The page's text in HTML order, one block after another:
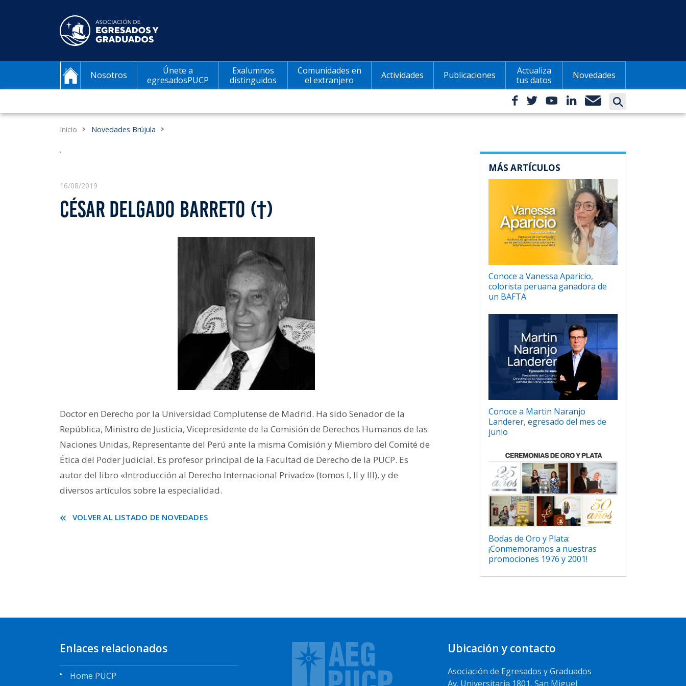
Nosotros
Únete a
egresadosPUCP
Exalumnos
distinguidos
Comunidades en
el extranjero
Actividades Publicaciones
Actualiza
tus datos
Novedades
Inicio Novedades Brújula
16/08/2019
CÉSAR DELGADO BARRETO (†)
Doctor en Derecho por la Universidad Complutense de Madrid. Ha sido Senador de la
República, Ministro de Justicia, Vicepresidente de la Comisión de Derechos Humanos de las
Naciones Unidas, Representante del Perú ante la misma Comisión y Miembro del Comité de
Ética del Poder Judicial. Es profesor principal de la Facultad de Derecho de la PUCP. Es
autor del libro «Introducción al Derecho Internacional Privado» (tomos I, II y III), y de
diversos artículos sobre la especialidad.
VOLVER AL LISTADO DE NOVEDADES
MÁS ARTÍCULOS
Conoce a Vanessa Aparicio,
colorista peruana ganadora de
un BAFTA
Conoce a Martin Naranjo
Landerer, egresado del mes de
junio
Bodas de Oro y Plata:
¡Conmemoramos a nuestras
promociones 1976 y 2001!
Enlaces relacionados
Home PUCP
Ubicación y contacto
Asociación de Egresados y Graduados
Av. Universitaria 1801, San Miguel